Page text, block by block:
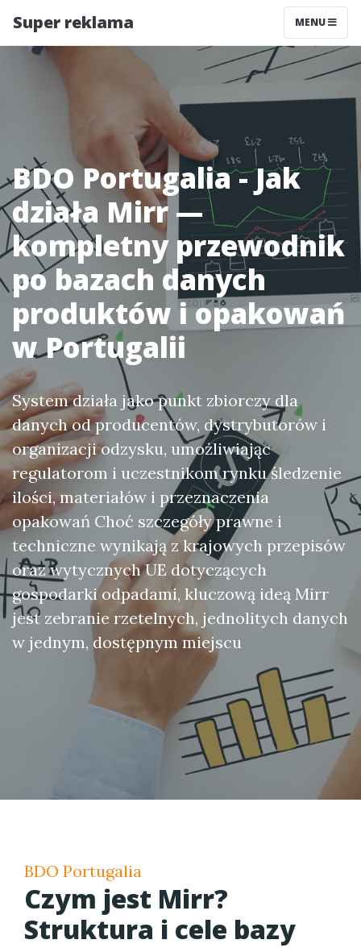
Super reklama MENU
BDO Portugalia - Jak
działa Mirr —
kompletny przewodnik
po bazach danych
produktów i opakowań
w Portugalii
System działa jako punkt zbiorczy dla
danych od producentów, dystrybutorów i
organizacji odzysku, umożliwiając
regulatorom i uczestnikom rynku śledzenie
ilości, materiałów i przeznaczenia
opakowań Choć szczegóły prawne i
techniczne wynikają z krajowych przepisów
oraz wytycznych UE dotyczących
gospodarki odpadami, kluczową ideą Mirr
jest zebranie rzetelnych, jednolitych danych
w jednym, dostępnym miejscu
BDO Portugalia
Czym jest Mirr?
Struktura i cele bazy